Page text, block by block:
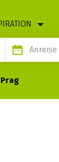
Anreise